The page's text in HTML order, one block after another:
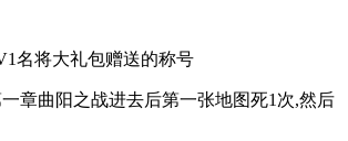
将大礼包赠送的称号
曲阳之战进去后第一张地图死1次,然后